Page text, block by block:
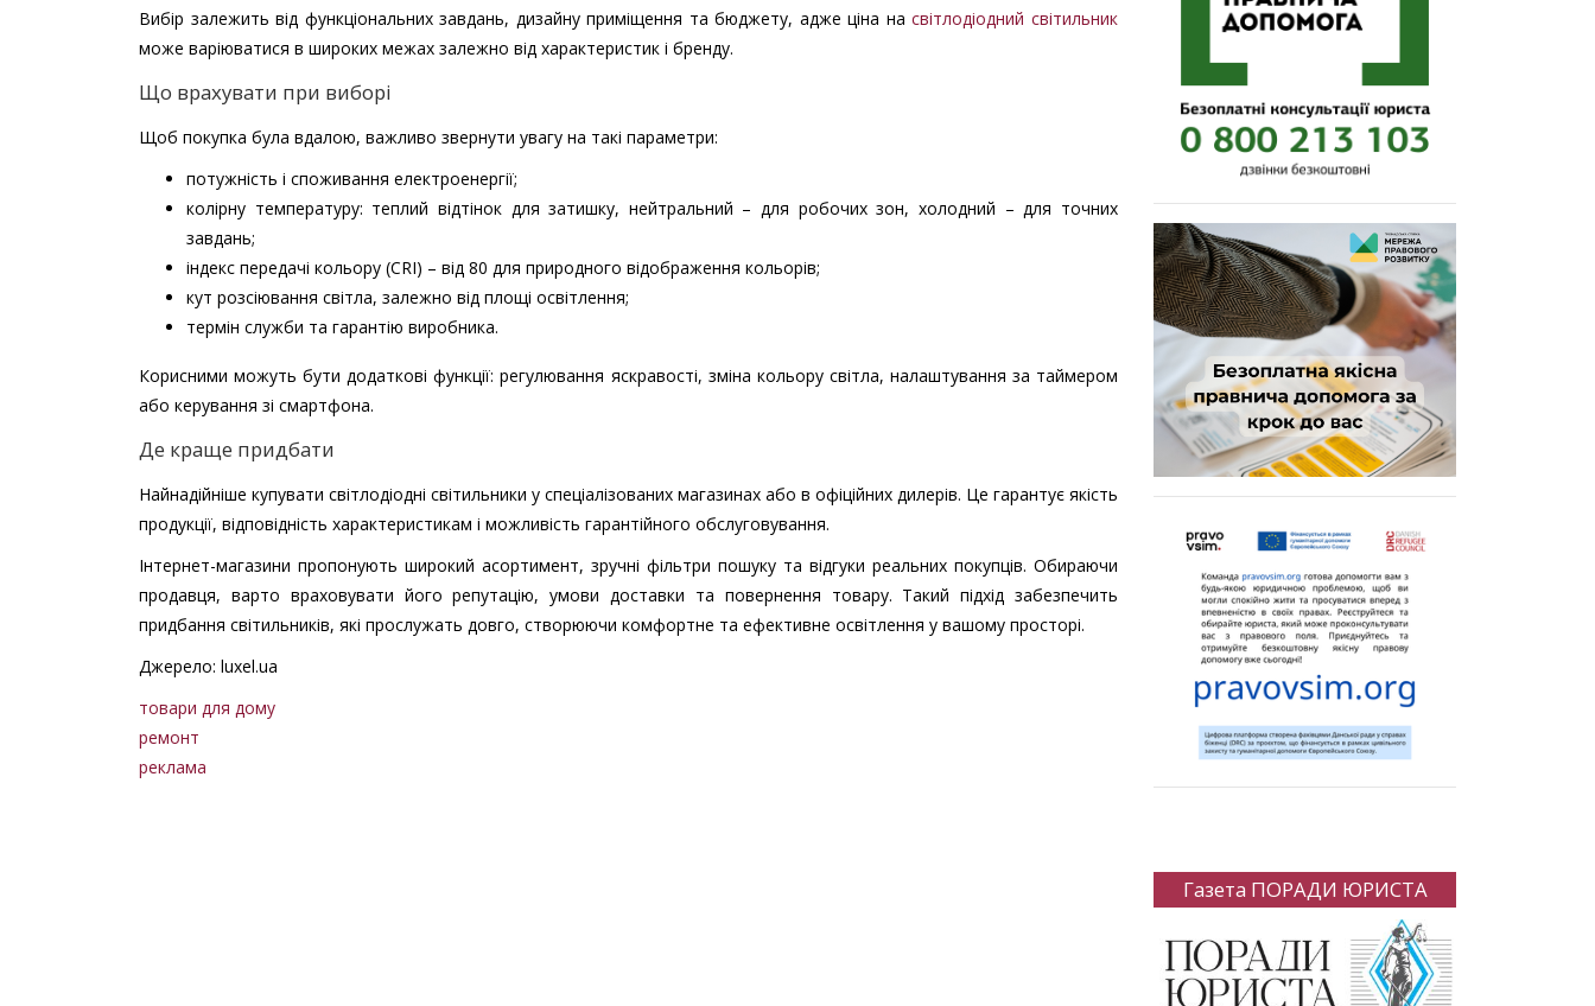
Вибір залежить від функціональних завдань, дизайну приміщення та бюджету, адже ціна насвітлодіодний світильник
може варіюватися в широких межах залежно від характеристик і бренду.
Що врахувати при виборі
Щоб покупка була вдалою, важливо звернути увагу на такі параметри:
потужність і споживання електроенергії;
колірну температуру: теплий відтінок для затишку, нейтральний – для робочих зон, холодний – для точних
завдань;
індекс передачі кольору (CRI) – від 80 для природного відображення кольорів;
кут розсіювання світла, залежно від площі освітлення;
термін служби та гарантію виробника.
Корисними можуть бути додаткові функції: регулювання яскравості, зміна кольору світла, налаштування за таймером
або керування зі смартфона.
Де краще придбати
Найнадійніше купувати світлодіодні світильники у спеціалізованих магазинах або в офіційних дилерів. Це гарантує якість
продукції, відповідність характеристикам і можливість гарантійного обслуговування.
Інтернет-магазини пропонують широкий асортимент, зручні фільтри пошуку та відгуки реальних покупців. Обираючи
продавця, варто враховувати його репутацію, умови доставки та повернення товару. Такий підхід забезпечить
придбання світильників, які прослужать довго, створюючи комфортне та ефективне освітлення у вашому просторі.
Джерело: luxel.ua
товари для дому
ремонт
реклама
Газета ПОРАДИ ЮРИСТА